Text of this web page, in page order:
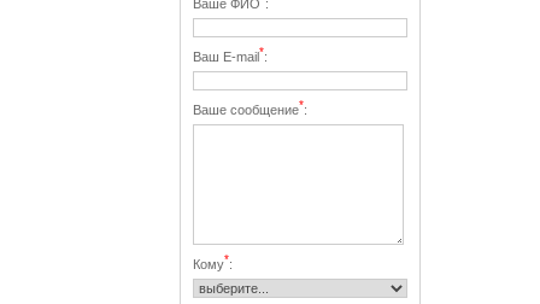
Ваше ФИО :
Ваш E-mail*:
Ваше сообщение*:
Кому*: